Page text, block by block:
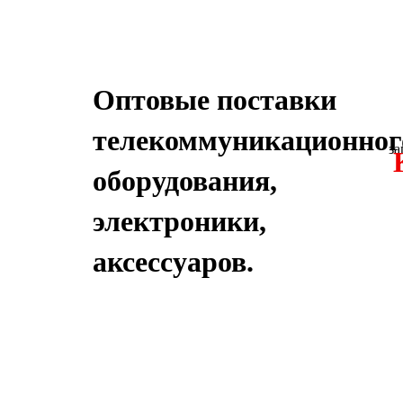
Оптовые поставки
оборудования,
электроники,
аксессуаров.